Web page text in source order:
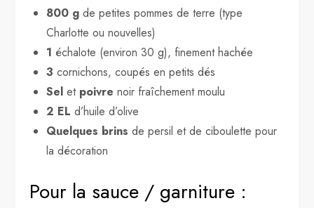
800 g de petites pommes de terre (type
Charlotte ou nouvelles)
1 échalote (environ 30 g), finement hachée
3 cornichons, coupés en petits dés
Sel et poivre noir fraîchement moulu
2 EL d’huile d’olive
Quelques brins de persil et de ciboulette pour
la décoration
Pour la sauce / garniture :